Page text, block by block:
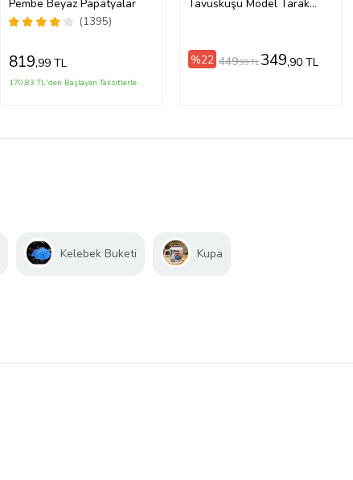
Pembe Beyaz Papatyalar
(1395)
819,99 TL
170,83 TL'den Başlayan Taksitlerle
Tavuskuşu Model Tarak
%22 449,99 TL 349,90 TL
Kelebek Buketi Kupa